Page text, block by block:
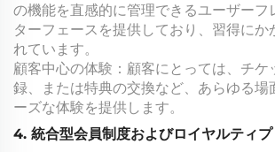
の機能を直感的に管理できるユーザーフ
ターフェースを提供しており、習得にか
れています。
顧客中心の体験：顧客にとっては、チケ
録、または特典の交換など、あらゆる場
ーズな体験を提供します。
4. 統合型会員制度およびロイヤルティ